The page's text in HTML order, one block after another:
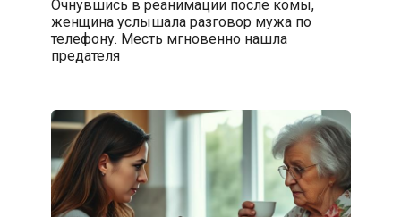
Очнувшись в реанимации после комы,
женщина услышала разговор мужа по
телефону. Месть мгновенно нашла
предателя